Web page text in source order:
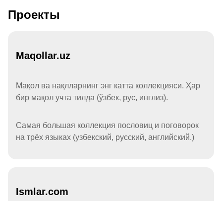
Проекты
Maqollar.uz
Мақол ва нақлларнинг энг катта коллекцияси. Ҳар
бир мақол учта тилда (ўзбек, рус, инглиз).
Самая большая коллекция пословиц и поговорок
на трёх языках (узбекский, русский, английский.)
Ismlar.com